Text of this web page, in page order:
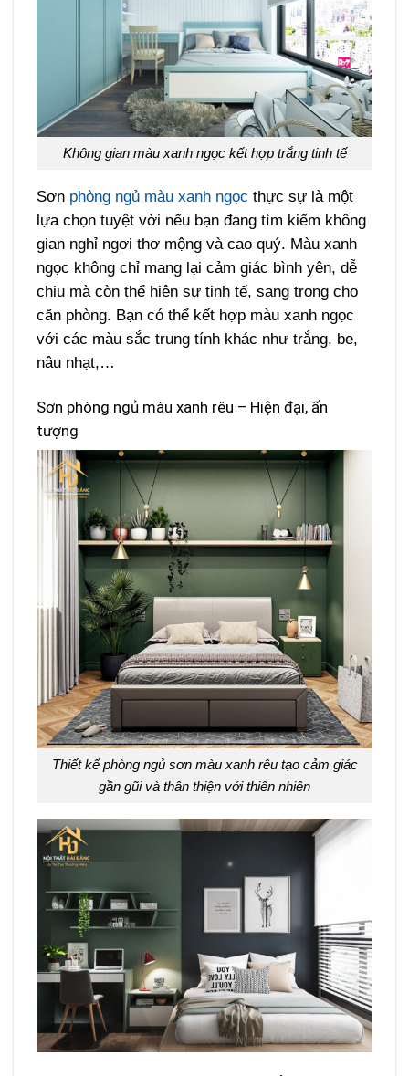
Không gian màu xanh ngọc kết hợp trắng tinh tế
Sơn phòng ngủ màu xanh ngọc thực sự là một
lựa chọn tuyệt vời nếu bạn đang tìm kiếm không
gian nghỉ ngơi thơ mộng và cao quý. Màu xanh
ngọc không chỉ mang lại cảm giác bình yên, dễ
chịu mà còn thể hiện sự tinh tế, sang trọng cho
căn phòng. Bạn có thể kết hợp màu xanh ngọc
với các màu sắc trung tính khác như trắng, be,
nâu nhạt,…
Sơn phòng ngủ màu xanh rêu – Hiện đại, ấn
tượng
Thiết kế phòng ngủ sơn màu xanh rêu tạo cảm giác
gần gũi và thân thiện với thiên nhiên